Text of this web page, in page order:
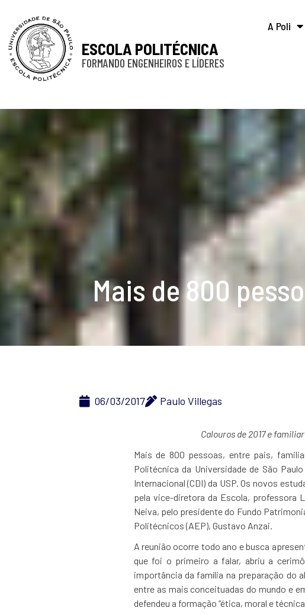
ESCOLA POLITÉCNICA
FORMANDO ENGENHEIROS E LÍDERES
A Poli
Mais de 800
06/03/2017 Paulo Villegas
Calouros de 2017 e
Mais de 800 pessoas, entre pais,
Politécnica da Universidade de São
Internacional (CDI) da USP. Os novos
pela vice-diretora da Escola, professora
Neiva, pelo presidente do Fundo
Politécnicos (AEP), Gustavo Anzai.
A reunião ocorre todo ano e busca
que foi o primeiro a falar, abriu a
importância da família na preparação do
entre as mais conceituadas do mundo e
defendeu a formação “ética, moral e